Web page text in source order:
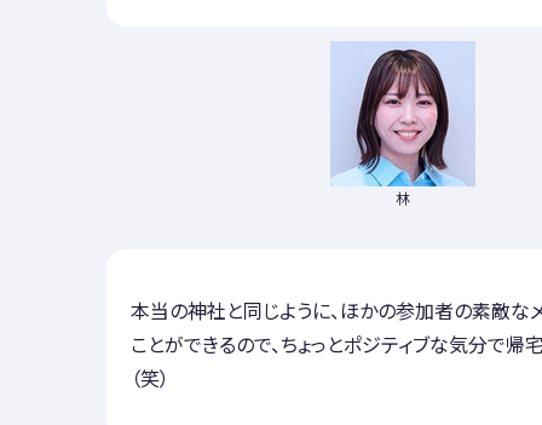
林
本当の神社と同じように、ほかの参加者の素敵な
ことができるので、ちょっとポジティブな気分で帰
（笑）